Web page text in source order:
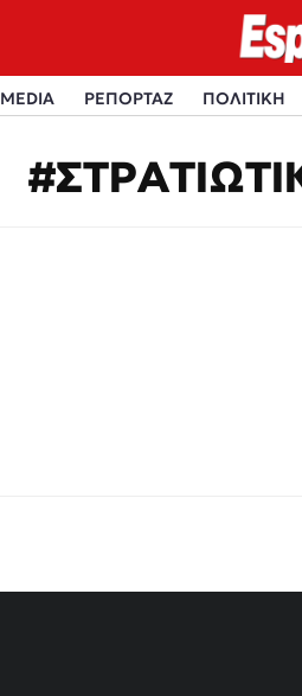
MEDIA ΡΕΠΟΡΤΑΖ ΠΟΛΙΤΙΚΗ